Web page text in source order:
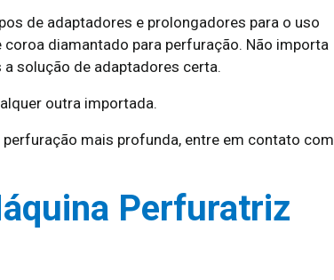
de adaptadores e prolongadores para o uso
diamantado para perfuração. Não importa
solução de adaptadores certa.
outra importada.
mais profunda, entre em contato com
Perfuratriz